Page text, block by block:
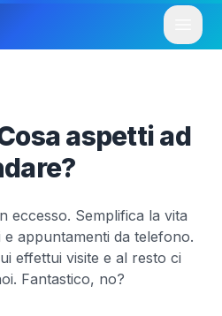
aspetti ad
eccesso. Semplifica la vita
appuntamenti da telefono.
effettui visite e al resto ci
Fantastico, no?